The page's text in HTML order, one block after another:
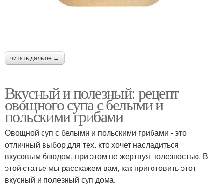
читать дальше →
Вкусный и полезный: рецепт
овощного супа с белыми и
польскими грибами
Овощной суп с белыми и польскими грибами - это
отличный выбор для тех, кто хочет насладиться
вкусовым блюдом, при этом не жертвуя полезностью. В
этой статье мы расскажем вам, как приготовить этот
вкусный и полезный суп дома.